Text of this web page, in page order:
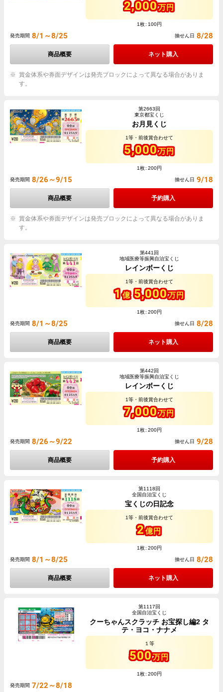
2,000万円
1枚 100円
発売期間 8/1～8/25 抽せん日 8/28
商品概要 ネット購入
賞金体系や券面デザインは発売ブロックによって異なる場合がありま
す。
第2663回
東京都宝くじ
お月見くじ
1等・前後賞合わせて
5,000万円
1枚 200円
発売期間 8/26～9/15 抽せん日 9/18
商品概要 予約購入
賞金体系や券面デザインは発売ブロックによって異なる場合がありま
す。
第441回
地域医療等振興自治宝くじ
レインボーくじ
1等・前後賞合わせて
1億5,000万円
1枚 200円
発売期間 8/1～8/25 抽せん日 8/28
商品概要 ネット購入
第442回
地域医療等振興自治宝くじ
レインボーくじ
1等・前後賞合わせて
7,000万円
1枚 200円
発売期間 8/26～9/22 抽せん日 9/28
商品概要 予約購入
第1118回
全国自治宝くじ
宝くじの日記念
1等・前後賞合わせて
2億円
1枚 200円
発売期間 8/1～8/25 抽せん日 8/28
商品概要 ネット購入
第1117回
全国自治宝くじ
クーちゃんスクラッチ お宝探し編2 タ
テ・ヨコ・ナナメ
１等
500万円
1枚 200円
発売期間 7/22～8/18